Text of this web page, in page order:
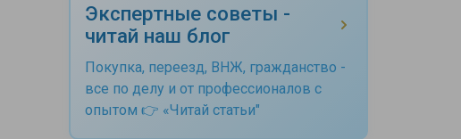
Экспертные советы -
читай наш блог
Покупка, переезд, ВНЖ, гражданство -
все по делу и от профессионалов с
опытом 👉 «Читай статьи"